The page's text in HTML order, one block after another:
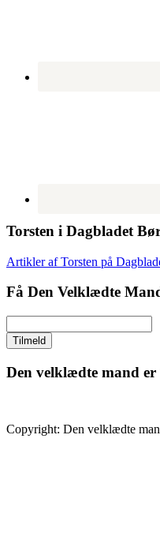
Torsten i Dagbladet
Artikler af Torsten på
Få Den Velklædte
Den velklædte mand
Copyright: Den velklædte